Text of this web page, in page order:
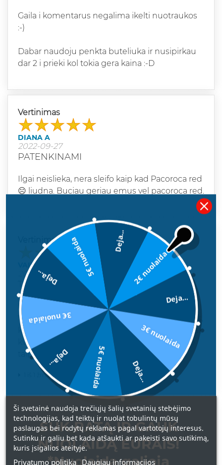
Gaila i komentarus negalima ikelti nuotraukos
:-)
Dabar naudoju penkta buteliuka ir nusipirkau
dar 2 i prieki kol tokia gera kaina :-D
Vertinimas
DIANA A
2022-09-27
PATENKINAMI
Ilgai neislieka, nera sleifo kaip kad Pacoroca red
☹️ liudna. Buciau geriau emus vel pacoroca red.
Vertinimas
VAIDA
2022-09-27
TOBULAS KVAPAS
Pirkau neuosčius, ko dažniausiai nedarau.
Viskas labai prabangiai - įpakavimas, buteliukas,
kvapas. Jis nėra saldus pernelyg, labai saikingai,
kvapas minkštas, švelnus l, nėra aitrus. Atrodo
taip lengvai nugula ant kaklo. Labai patiko!
1 iš 1 žmonių šis atsiliepimas yra naudingas.
Vertinimas
VAIDA
2022-09-27
TOBULAS KVAPAS
Ši svetainė naudoja trečiųjų šalių svetainių stebėjimo
technologijas, kad teiktų ir nuolat tobulintų mūsų
paslaugas bei rodytų reklamas pagal vartotojų interesus.
Sutinku ir galiu bet kada atšaukti ar pakeisti savo sutikimą,
kuris įsigalios ateityje.
Privatumo politika Daugiau informacijos
2€ nuolaida
Deja...
3€ nuolaida
Deja...
5€ nuolaida
Deja...
3€ nuolaida
Deja... 5€ nuolaida Deja...
SUK RATĄ IR GAUK
NUOLAIDĄ EURAIS!
*Nuolaida galioja